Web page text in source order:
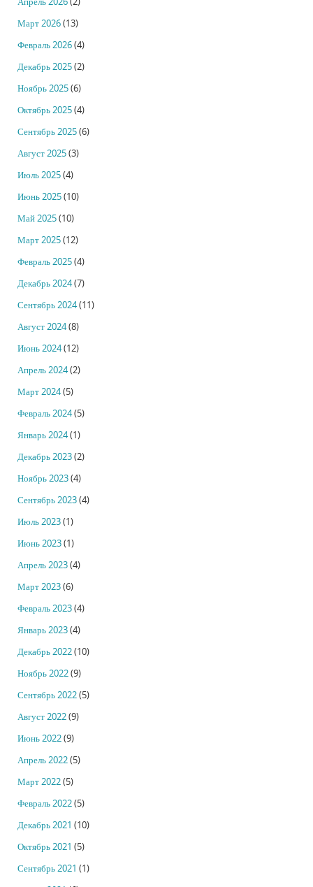
Март 2026(13)
Февраль 2026(4)
Декабрь 2025(2)
Ноябрь 2025(6)
Октябрь 2025(4)
Сентябрь 2025(6)
Август 2025(3)
Июль 2025(4)
Июнь 2025(10)
Май 2025(10)
Март 2025(12)
Февраль 2025(4)
Декабрь 2024(7)
Сентябрь 2024(11)
Август 2024(8)
Июнь 2024(12)
Апрель 2024(2)
Март 2024(5)
Февраль 2024(5)
Январь 2024(1)
Декабрь 2023(2)
Ноябрь 2023(4)
Сентябрь 2023(4)
Июль 2023(1)
Июнь 2023(1)
Апрель 2023(4)
Март 2023(6)
Февраль 2023(4)
Январь 2023(4)
Декабрь 2022(10)
Ноябрь 2022(9)
Сентябрь 2022(5)
Август 2022(9)
Июнь 2022(9)
Апрель 2022(5)
Март 2022(5)
Февраль 2022(5)
Декабрь 2021 (10)
Октябрь 2021 (5)
Сентябрь 2021 (1)